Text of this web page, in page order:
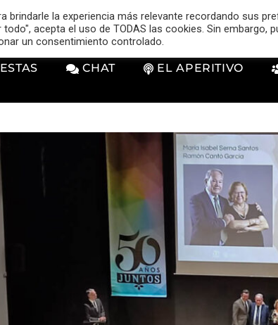
CHAT EL APERITIVO
brindarle la experiencia más relevante recordando sus
acepta el uso de TODAS las cookies. Sin embargo,
un consentimiento controlado.